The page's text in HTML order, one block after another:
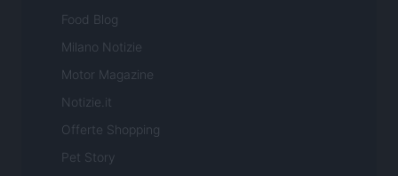
Food Blog
Milano Notizie
Motor Magazine
Notizie.it
Offerte Shopping
Pet Story